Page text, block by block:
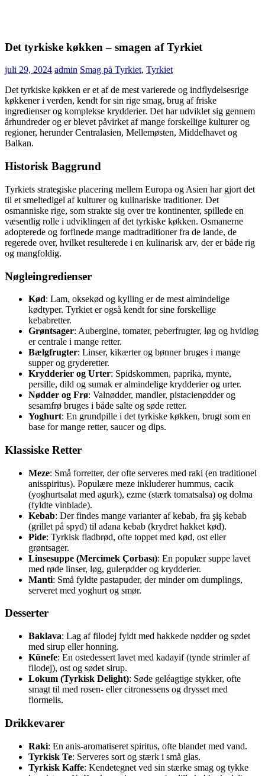
Det tyrkiske køkken – smagen af Tyrkiet
juli 29, 2024 admin Smag på Tyrkiet, Tyrkiet
Det tyrkiske køkken er et af de mest varierede og indflydelsesrige
køkkener i verden, kendt for sin rige smag, brug af friske
ingredienser og komplekse krydderier. Det har udviklet sig gennem
århundreder og er blevet påvirket af mange forskellige kulturer og
regioner, herunder Centralasien, Mellemøsten, Middelhavet og
Balkan.
Historisk Baggrund
Tyrkiets strategiske placering mellem Europa og Asien har gjort det
til et smeltedigel af kulturer og kulinariske traditioner. Det
osmanniske rige, som strakte sig over tre kontinenter, spillede en
væsentlig rolle i udviklingen af det tyrkiske køkken. Osmanerne
adopterede og forfinede mange madtraditioner fra de lande, de
regerede over, hvilket resulterede i en kulinarisk arv, der er både rig
og mangfoldig.
Nøgleingredienser
Kød: Lam, oksekød og kylling er de mest almindelige
kødtyper. Tyrkiet er også kendt for sine forskellige
kebabretter.
Grøntsager: Aubergine, tomater, peberfrugter, løg og hvidløg
er centrale i mange retter.
Bælgfrugter: Linser, kikærter og bønner bruges i mange
supper og gryderetter.
Krydderier og Urter: Spidskommen, paprika, mynte,
persille, dild og sumak er almindelige krydderier og urter.
Nødder og Frø: Valnødder, mandler, pistacienødder og
sesamfrø bruges i både salte og søde retter.
Yoghurt: En grundpille i det tyrkiske køkken, brugt som en
base for mange retter, saucer og dips.
Klassiske Retter
Meze: Små forretter, der ofte serveres med raki (en traditionel
anisspiritus). Populære meze inkluderer hummus, cacık
(yoghurtsalat med agurk), ezme (stærk tomatsalsa) og dolma
(fyldte vinblade).
Kebab: Der findes mange varianter af kebab, fra şiş kebab
(grillet på spyd) til adana kebab (krydret hakket kød).
Pide: Tyrkisk fladbrød, ofte toppet med kød, ost eller
grøntsager.
Linsesuppe (Mercimek Çorbası): En populær suppe lavet
med røde linser, løg, gulerødder og krydderier.
Manti: Små fyldte pastapuder, der minder om dumplings,
serveret med yoghurt og smør.
Desserter
Baklava: Lag af filodej fyldt med hakkede nødder og sødet
med sirup eller honning.
Künefe: En ostedessert lavet med kadayif (tynde strimler af
filodej), ost og sødet sirup.
Lokum (Tyrkisk Delight): Søde geléagtige stykker, ofte
smagt til med rosen- eller citronessens og drysset med
flormelis.
Drikkevarer
Raki: En anis-aromatiseret spiritus, ofte blandet med vand.
Tyrkisk Te: Serveres sort og stærk i små glas.
Tyrkisk Kaffe: Kendetegnet ved sin stærke smag og tykke